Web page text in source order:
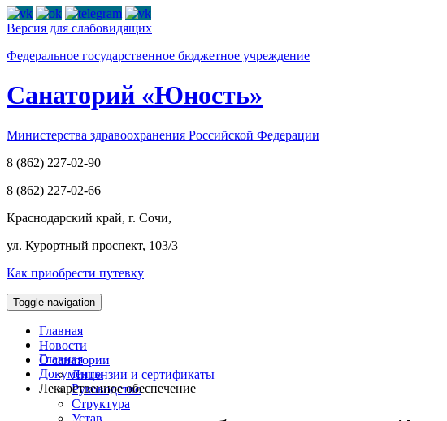
Версия для слабовидящих
Федеральное государственное бюджетное учреждение
Cанаторий «Юность»
Министерства здравоохранения Российской Федерации
8 (862) 227-02-90
8 (862) 227-02-66
Краснодарский край, г. Сочи,
ул. Курортный проспект, 103/3
Как приобрести путевку
Toggle navigation
Главная
Новости
О санатории
Лицензии и сертификаты
Руководство
Структура
Устав
Главная
Документы
Лекарственное обеспечение